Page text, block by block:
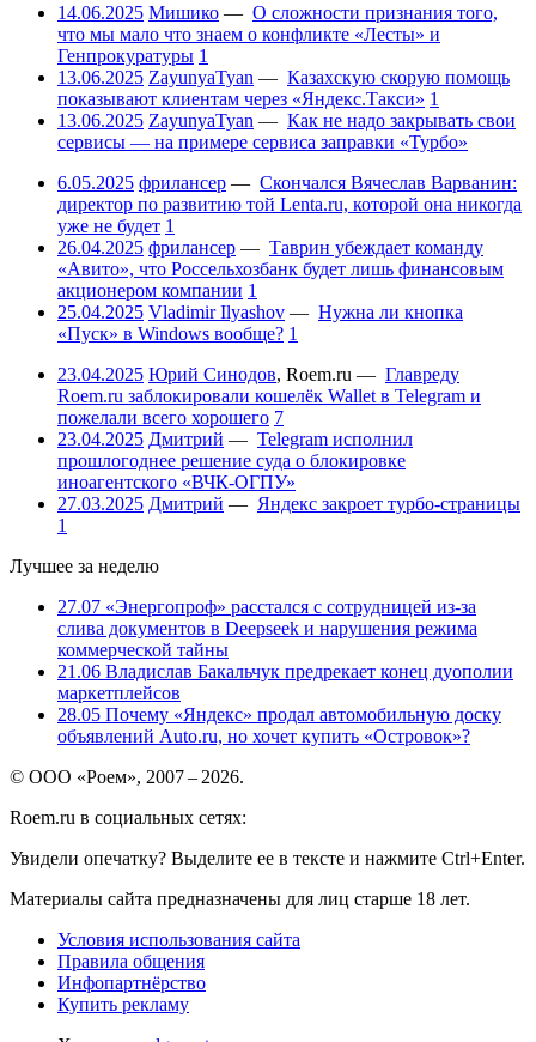
14.06.2025 Мишико — О сложности признания того,
что мы мало что знаем о конфликте «Лесты» и
Генпрокуратуры 1
13.06.2025 ZayunyaTyan — Казахскую скорую помощь
показывают клиентам через «Яндекс.Такси» 1
13.06.2025 ZayunyaTyan — Как не надо закрывать свои
сервисы — на примере сервиса заправки «Турбо»
6.05.2025 фрилансер — Скончался Вячеслав Варванин:
директор по развитию той Lenta.ru, которой она никогда
уже не будет 1
26.04.2025 фрилансер — Таврин убеждает команду
«Авито», что Россельхозбанк будет лишь финансовым
акционером компании 1
25.04.2025 Vladimir Ilyashov — Нужна ли кнопка
«Пуск» в Windows вообще? 1
23.04.2025 Юрий Синодов, Roem.ru — Главреду
Roem.ru заблокировали кошелёк Wallet в Telegram и
пожелали всего хорошего 7
23.04.2025 Дмитрий — Telegram исполнил
прошлогоднее решение суда о блокировке
иноагентского «ВЧК-ОГПУ»
27.03.2025 Дмитрий — Яндекс закроет турбо-страницы
1
Лучшее за неделю
27.07 «Энергопроф» расстался с сотрудницей из-за
слива документов в Deepseek и нарушения режима
коммерческой тайны
21.06 Владислав Бакальчук предрекает конец дуополии
маркетплейсов
28.05 Почему «Яндекс» продал автомобильную доску
объявлений Auto.ru, но хочет купить «Островок»?
© ООО «Роем», 2007 – 2026.
Roem.ru в социальных сетях:
Увидели опечатку? Выделите ее в тексте и нажмите Ctrl+Enter.
Материалы сайта предназначены для лиц старше 18 лет.
Условия использования сайта
Правила общения
Инфопартнёрство
Купить рекламу